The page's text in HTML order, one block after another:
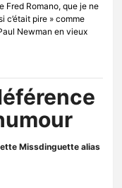
Fred Romano, que je ne
c’était pire » comme
Newman en vieux
Missdinguette alias